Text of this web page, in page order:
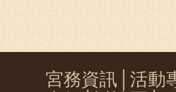
宮務資訊
活動